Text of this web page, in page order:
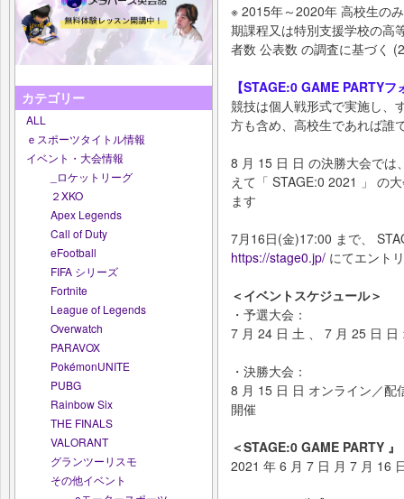
カテゴリー
ALL
ｅスポーツタイトル情報
イベント・大会情報
_ロケットリーグ
２XKO
Apex Legends
Call of Duty
eFootball
FIFA シリーズ
Fortnite
League of Legends
Overwatch
PARAVOX
PokémonUNITE
PUBG
Rainbow Six
THE FINALS
VALORANT
グランツーリスモ
その他イベント
※ 2015年～2020年 高校生の
期課程又は特別支援学校の高
者数 公表数 の調査に基づく
【STAGE:0 GAME PARTY
競技は個人戦形式で実施し、
方も含め、高校生であれば誰
8 月 15 日 日 の決勝大会では
えて「 STAGE:0 2021 」 の
ます
7月16日(金)17:00 まで、
https://stage0.jp/ にてエント
＜イベントスケジュール＞
・予選大会：
7 月 24 日 土 、 7 月 25 日 日
・決勝大会：
8 月 15 日 日 オンライン／配
開催
＜STAGE:0 GAME PARTY
2021 年 6 月 7 日 月 7 月 16